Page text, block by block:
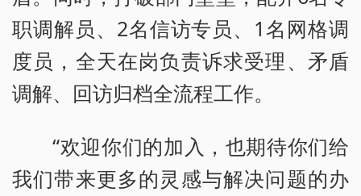
职调解员、2名信访专员、1名网格调
度员，全天在岗负责诉求受理、矛盾
调解、回访归档全流程工作。
“欢迎你们的加入，也期待你们给
我们带来更多的灵感与解决问题的办